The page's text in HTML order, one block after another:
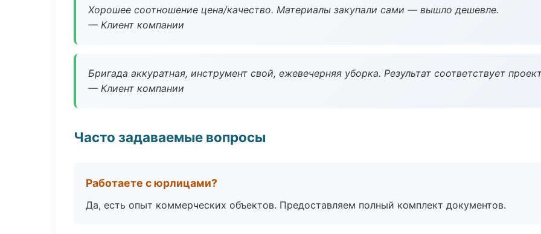
Хорошее соотношение цена/качество. Материалы закупали сами — вышло дешевле.
— Клиент компании
Бригада аккуратная, инструмент свой, ежевечерняя уборка. Результат соответствует
— Клиент компании
Часто задаваемые вопросы
Работаете с юрлицами?
Да, есть опыт коммерческих объектов. Предоставляем полный комплект документов.